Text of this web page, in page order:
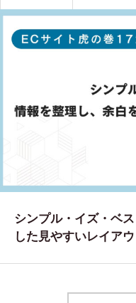
Principle
あっ！と おどろく、みらい
事業概要
制作実績
シンプル・イズ・ベ
した見やすいレイアウ